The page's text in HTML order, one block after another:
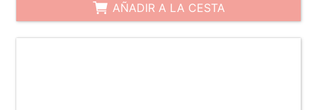
AÑADIR A LA CESTA